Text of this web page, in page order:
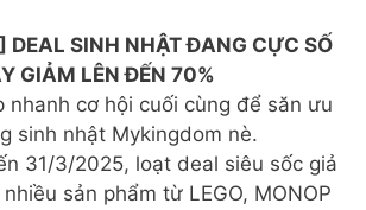
DEAL SINH NHẬT ĐANG CỰC SỐ
GIẢM LÊN ĐẾN 70%
nhanh cơ hội cuối cùng để săn ưu
sinh nhật Mykingdom nè.
31/3/2025, loạt deal siêu sốc giả
sản phẩm từ LEGO, MONOP